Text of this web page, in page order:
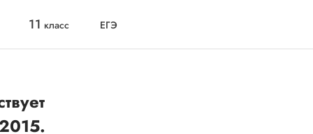
11 класс ЕГЭ